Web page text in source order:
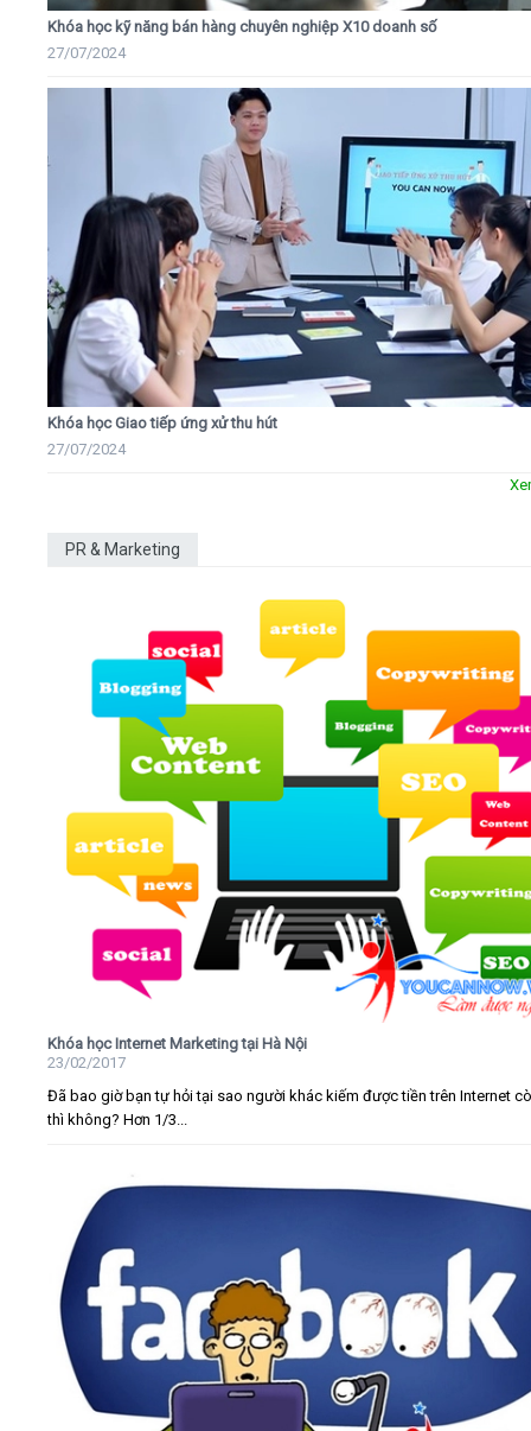
Khóa học kỹ năng bán hàng chuyên nghiệp X10 doanh số
27/07/2024
Khóa học Giao tiếp ứng xử thu hút
27/07/2024
PR & Marketing
Khóa học Internet Marketing tại Hà Nội
23/02/2017
Đã bao giờ bạn tự hỏi tại sao người khác kiếm được tiền trên Internet
thì không? Hơn 1/3...